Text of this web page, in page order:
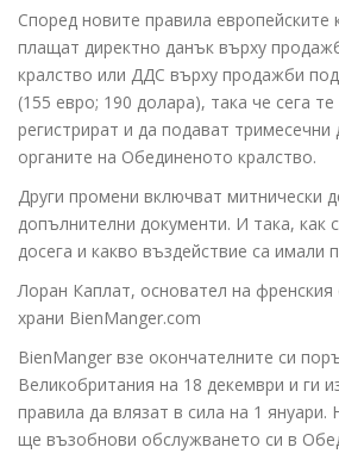
Според новите правила европейските
плащат директно данък върху
кралство или ДДС върху продажби
(155 евро; 190 долара), така че сега
регистрират и да подават тримесечни
органите на Обединеното кралство.
Други промени включват митнически
допълнителни документи. И така, как
досега и какво въздействие са имали
Лоран Каплат, основател на френския
храни BienManger.com
BienManger взе окончателните си
Великобритания на 18 декември и ги
правила да влязат в сила на 1 януари.
ще възобнови обслужването си в